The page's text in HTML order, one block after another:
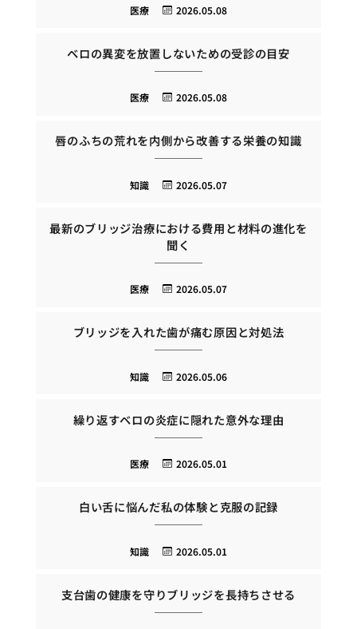
2026.05.08
医療
ベロの異変を放置しないための受診の目安
2026.05.08
医療
唇のふちの荒れを内側から改善する栄養の知識
2026.05.07
知識
最新のブリッジ治療における費用と材料の進化を
聞く
2026.05.07
医療
ブリッジを入れた歯が痛む原因と対処法
2026.05.06
知識
繰り返すベロの炎症に隠れた意外な理由
2026.05.01
医療
白い舌に悩んだ私の体験と克服の記録
2026.05.01
知識
支台歯の健康を守りブリッジを長持ちさせる